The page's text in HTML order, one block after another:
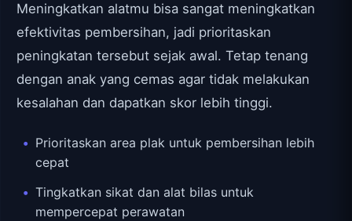
Meningkatkan alatmu bisa sangat meningkatkan
efektivitas pembersihan, jadi prioritaskan
peningkatan tersebut sejak awal. Tetap tenang
dengan anak yang cemas agar tidak melakukan
kesalahan dan dapatkan skor lebih tinggi.
Prioritaskan area plak untuk pembersihan lebih
cepat
Tingkatkan sikat dan alat bilas untuk
mempercepat perawatan